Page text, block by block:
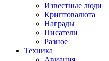
Известные люди
Криптовалюта
Награды
Писатели
Разное
Техника